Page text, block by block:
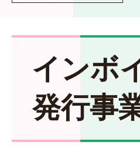
インボ
発行事